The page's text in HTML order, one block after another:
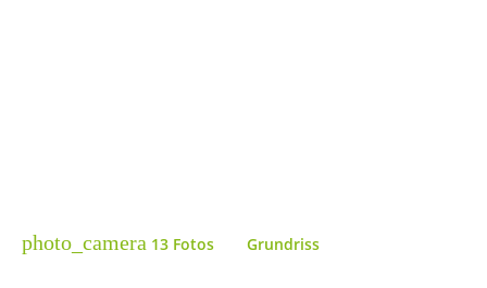
photo_camera 13 Fotos Grundriss